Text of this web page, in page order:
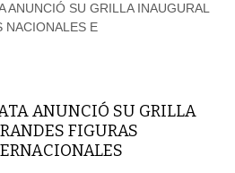
ANUNCIÓ SU GRILLA
FIGURAS